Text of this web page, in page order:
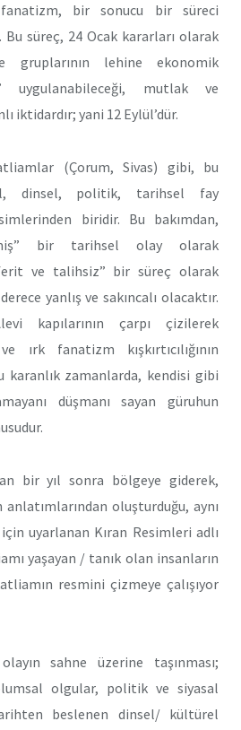
bir sonucu bir süreci
Bu süreç, 24 Ocak kararları olarak
gruplarının lehine ekonomik
uygulanabileceği, mutlak ve
iktidardır; yani 12 Eylül’dür.
(Çorum, Sivas) gibi, bu
dinsel, politik, tarihsel fay
biridir. Bu bakımdan,
bir tarihsel olay olarak
ve talihsiz” bir süreç olarak
yanlış ve sakıncalı olacaktır.
kapılarının çarpı çizilerek
ırk fanatizm kışkırtıcılığının
karanlık zamanlarda, kendisi gibi
düşmanı sayan güruhun
bir yıl sonra bölgeye giderek,
oluşturduğu, aynı
uyarlanan Kıran Resimleri adlı
yaşayan / tanık olan insanların
resmini çizmeye çalışıyor
sahne üzerine taşınması;
olgular, politik ve siyasal
beslenen dinsel/ kültürel